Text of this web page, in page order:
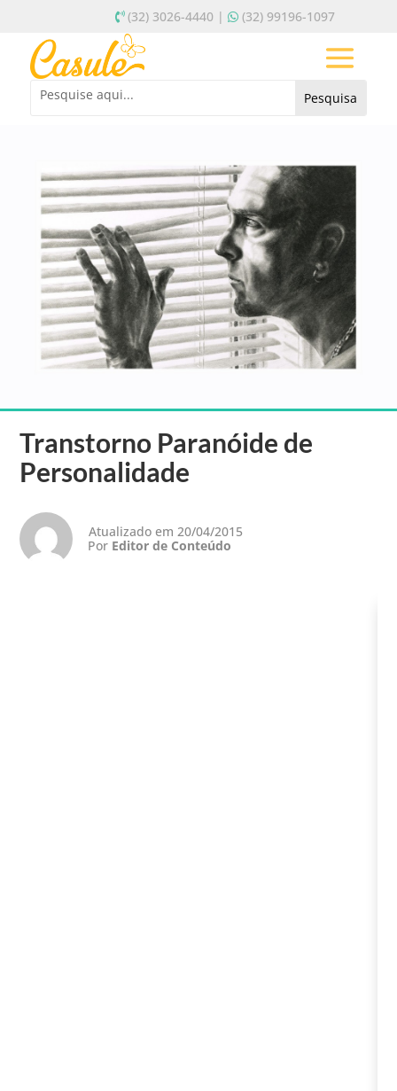
(32) 3026-4440 | (32) 99196-1097
Transtorno Paranóide de
Personalidade
Atualizado em 20/04/2015
Por Editor de Conteúdo